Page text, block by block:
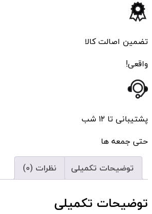
تضمین اصالت کالا
واقعی!
پشتیبانی تا ۱۲ شب
حتی جمعه ها
توضیحات تکمیلی
نظرات (0)
توضیحات تکمیلی